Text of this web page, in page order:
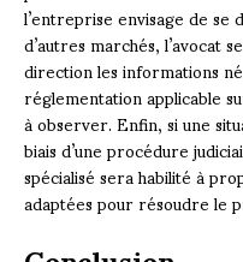
l’entreprise envisage de
d’autres marchés,
direction les informations
réglementation applicable
à observer. Enfin, si une
biais d’une procédure
spécialisé sera habilité à
adaptées pour résoudre le